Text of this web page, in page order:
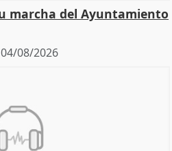
marcha del Ayuntamiento
04/08/2026